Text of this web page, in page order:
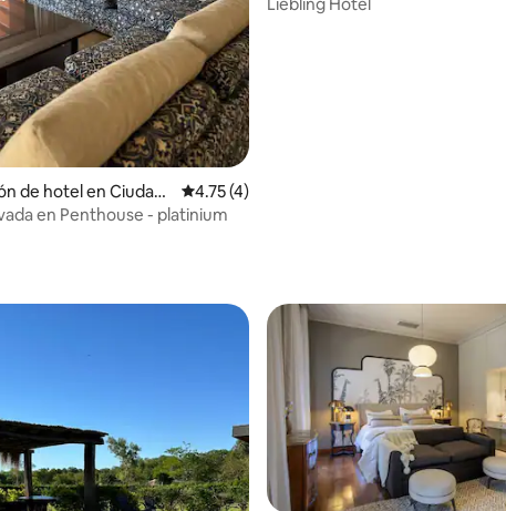
4.67 de 5, 3 reseñas
de hotel en Ciudad
Calificación promedio: 4.75 de 5, 4 reseñas
4.75 (4)
en Penthouse - platinium